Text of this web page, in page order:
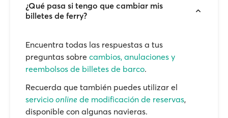
¿Qué pasa si tengo que cambiar mis
billetes de ferry?
Encuentra todas las respuestas a tus
preguntas sobre cambios, anulaciones y
reembolsos de billetes de barco.
Recuerda que también puedes utilizar el
servicio online de modificación de reservas,
disponible con algunas navieras.